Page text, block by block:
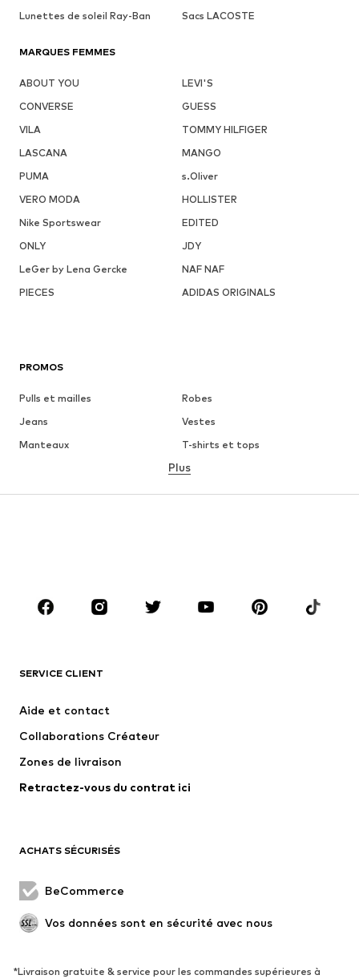
Lunettes de soleil Ray-Ban
Sacs LACOSTE
MARQUES FEMMES
ABOUT YOU
LEVI'S
CONVERSE
GUESS
VILA
TOMMY HILFIGER
LASCANA
MANGO
PUMA
s.Oliver
VERO MODA
HOLLISTER
Nike Sportswear
EDITED
ONLY
JDY
LeGer by Lena Gercke
NAF NAF
PIECES
ADIDAS ORIGINALS
PROMOS
Pulls et mailles
Robes
Jeans
Vestes
Manteaux
T-shirts et tops
Lingerie
Jupes
Blouses et tuniques
Accessoires
Premium
Nouveautés
Lingerie
Manteaux
Jupes
Occasions spéciales
Nouveautés Tendance
Plus
SERVICE CLIENT
Aide et contact
Collaborations Créateur
Zones de livraison
Retractez-vous du contrat ici
ACHATS SÉCURISÉS
BeCommerce
Vos données sont en sécurité avec nous
*Livraison gratuite & service pour les commandes supérieures à